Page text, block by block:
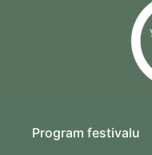
Program festivalu